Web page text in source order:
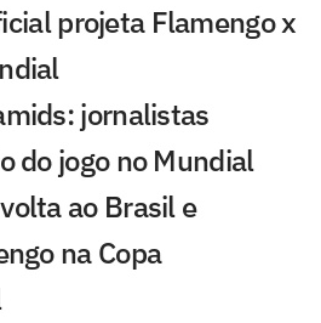
projeta Flamengo x
jornalistas
do jogo no Mundial
ao Brasil e
na Copa